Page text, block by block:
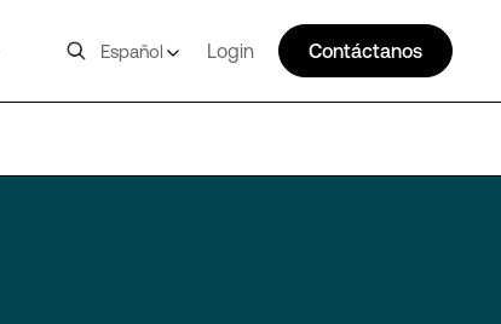
Español Login Contáctanos
HKG11